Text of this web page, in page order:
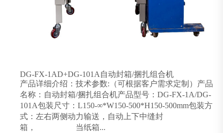
DG-FX-1AD+DG-101A自动封箱/捆扎组合机
产品详细介绍：技术参数:（可根据客户需求定制）产品
名称：自动封箱/捆扎组合机产品型号：DG-FX-1A/DG-
101A包装尺寸：L150-∞*W150-500*H150-500mm包装方
式：左右两侧动力输送，自动上下中缝封
箱， 当纸箱...